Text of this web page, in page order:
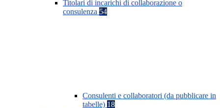
Titolari di incarichi di collaborazione o
consulenza 54
Consulenti e collaboratori (da pubblicare in
tabelle) 18